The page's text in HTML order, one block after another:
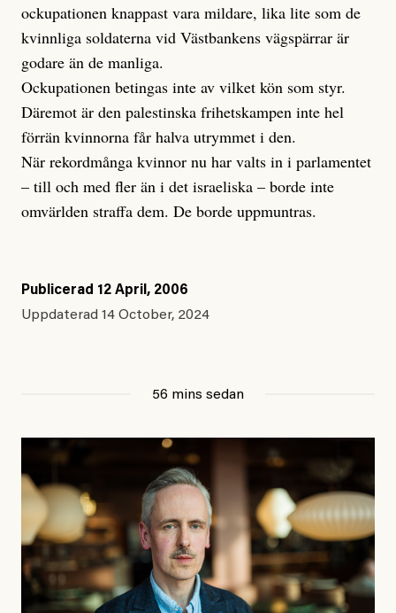
ockupationen knappast vara mildare, lika lite som de
kvinnliga soldaterna vid Västbankens vägspärrar är
godare än de manliga.
Ockupationen betingas inte av vilket kön som styr.
Däremot är den palestinska frihetskampen inte hel
förrän kvinnorna får halva utrymmet i den.
När rekordmånga kvinnor nu har valts in i parlamentet
– till och med fler än i det israeliska – borde inte
omvärlden straffa dem. De borde uppmuntras.
Publicerad 12 April, 2006
Uppdaterad 14 October, 2024
56 mins sedan